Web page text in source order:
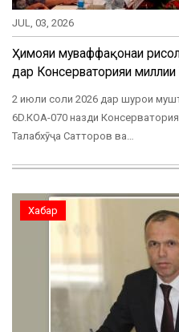
JUL, 03, 2026
Ҳимояи муваффақонаи
дар Консерваторияи миллии
2 июли соли 2026 дар шурои
6D.КОА-070 назди
Талабхӯҷа Сатторов ва…
Хабар